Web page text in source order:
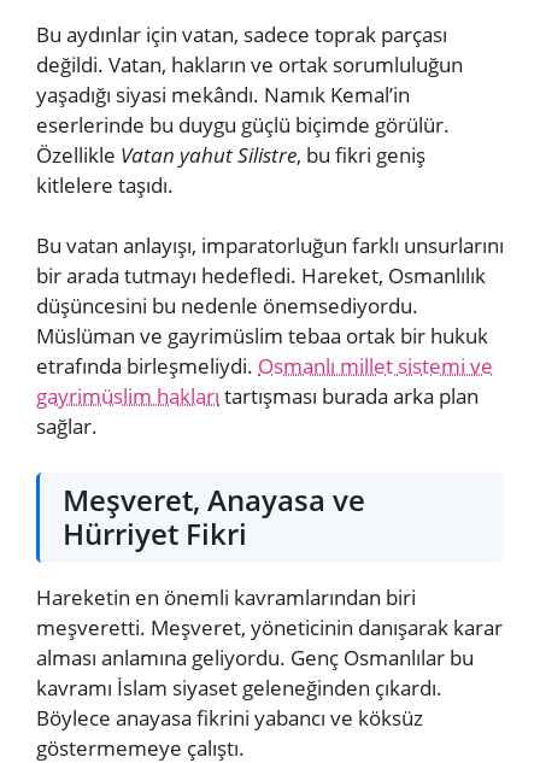
Bu aydınlar için vatan, sadece toprak parçası
değildi. Vatan, hakların ve ortak sorumluluğun
yaşadığı siyasi mekândı. Namık Kemal’in
eserlerinde bu duygu güçlü biçimde görülür.
Özellikle Vatan yahut Silistre, bu fikri geniş
kitlelere taşıdı.
Bu vatan anlayışı, imparatorluğun farklı unsurlarını
bir arada tutmayı hedefledi. Hareket, Osmanlılık
düşüncesini bu nedenle önemsediyordu.
Müslüman ve gayrimüslim tebaa ortak bir hukuk
etrafında birleşmeliydi. Osmanlı millet sistemi ve
gayrimüslim hakları tartışması burada arka plan
sağlar.
Meşveret, Anayasa ve
Hürriyet Fikri
Hareketin en önemli kavramlarından biri
meşveretti. Meşveret, yöneticinin danışarak karar
alması anlamına geliyordu. Genç Osmanlılar bu
kavramı İslam siyaset geleneğinden çıkardı.
Böylece anayasa fikrini yabancı ve köksüz
göstermemeye çalıştı.